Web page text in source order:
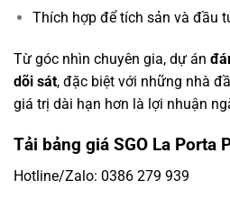
Thích hợp để tích sản và đầu
Từ góc nhìn chuyên gia, dự án
dõi sát, đặc biệt với những nhà
giá trị dài hạn hơn là lợi nhuận
Tải bảng giá SGO La Porta
Hotline/Zalo: 0386 279 939